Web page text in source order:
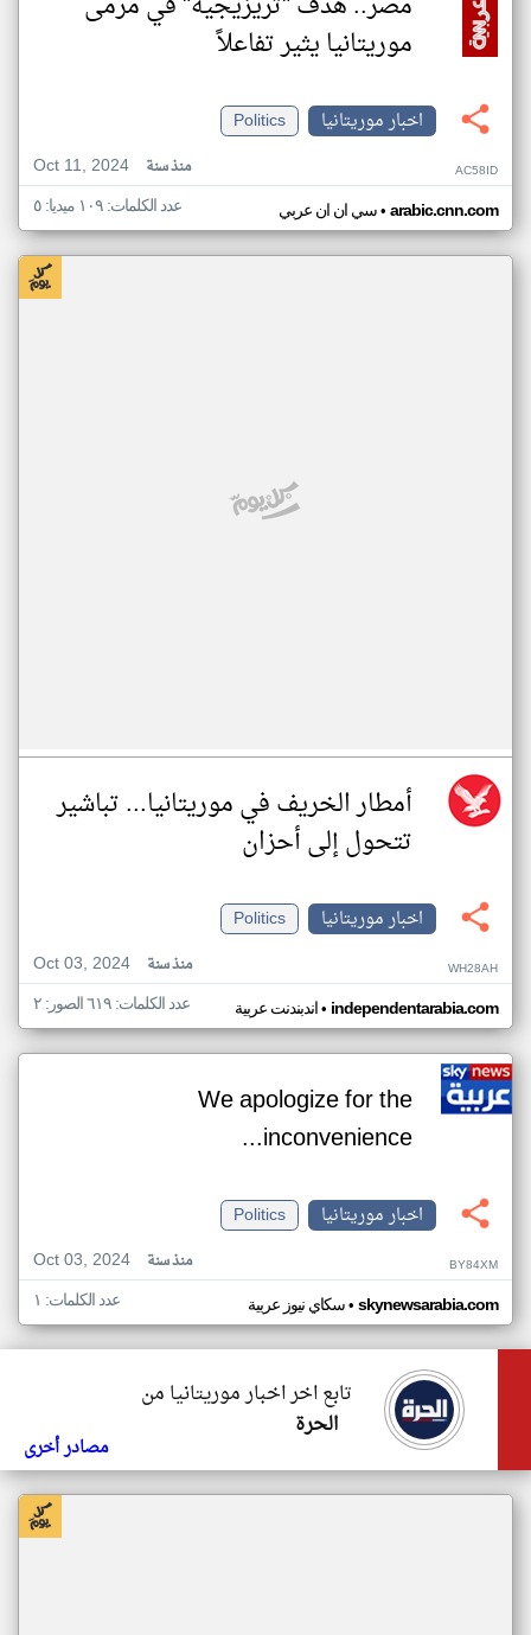
موريتانيا يثير تفاعلاً
اخبار موريتانيا
Politics
Oct 11, 2024
منذ سنة AC58ID
سي ان ان عربي• arabic.cnn.com عدد الكلمات: ١٠٩ ميديا: ٥
أمطار الخريف في موريتانيا... تباشير
تتحول إلى أحزان
اخبار موريتانيا
Politics
Oct 03, 2024
منذ سنة WH28AH
اندبندنت عربية• independentarabia.com عدد الكلمات: ٦١٩ الصور: ٢
We apologize for the
inconvenience...
اخبار موريتانيا
Politics
Oct 03, 2024
منذ سنة BY84XM
سكاي نيوز عربية• skynewsarabia.com عدد الكلمات: ١
تابع اخر اخبار موريتانيا من
الحرة
مصادر أخرى